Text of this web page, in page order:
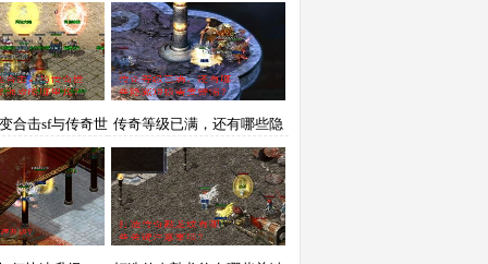
合击sf与传奇世
强攻略哪里找？
传奇等级已满，还有哪些隐
藏短板需要警惕？